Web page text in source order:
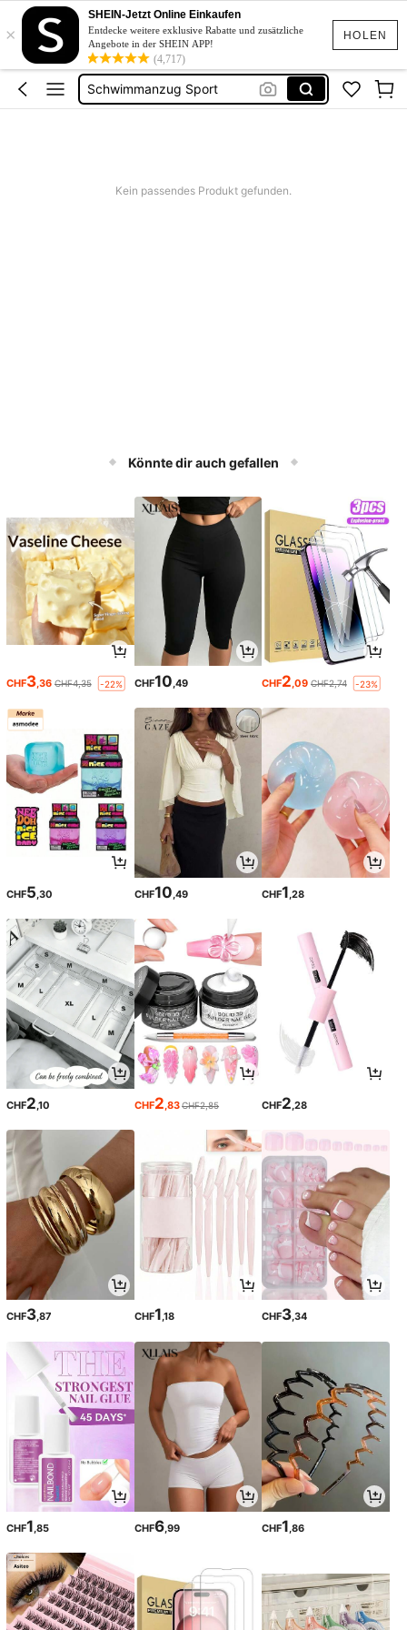
HOLEN
×
SHEIN-Jetzt Online Einkaufen
Entdecke weitere exklusive Rabatte und zusätzliche
Angebote in der SHEIN APP!
(4,717)
Squishies
Linen
Schwimmanzug Sport
Bridesmaid Dresses
Kein passendes Produkt gefunden.
Könnte dir auch gefallen
CHF3 ,36 CHF4,35 -22% CHF10 ,49 CHF2 ,09 CHF2,74 -23%
CHF5,30 CHF10,49 CHF1,28
CHF2,10 CHF2,83CHF2,85 CHF2,28
CHF3,87 CHF1,18 CHF3,34
CHF1 ,85 CHF6,99 CHF1 ,86